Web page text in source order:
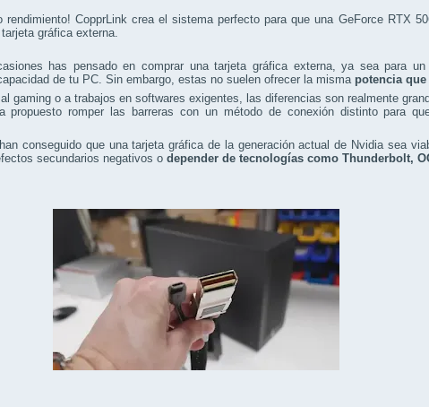
CopprLink crea el sistema perfecto para que una GeForce RTX
gráfica externa.
has pensado en comprar una tarjeta gráfica externa, ya sea para
de tu PC. Sin embargo, estas no suelen ofrecer la misma potencia que
gaming o a trabajos en softwares exigentes, las diferencias son realmente
propuesto romper las barreras con un método de conexión distinto para
conseguido que una tarjeta gráfica de la generación actual de Nvidia sea
secundarios negativos o depender de tecnologías como Thunderbolt,